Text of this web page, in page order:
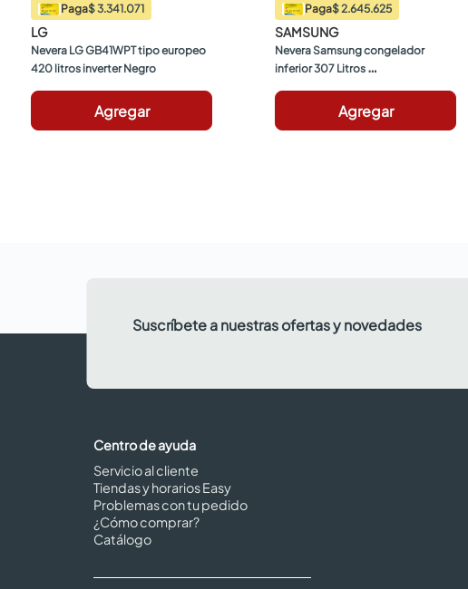
Paga$ 3.341.071
LG
Nevera LG GB41WPT tipo europeo
420 litros inverter Negro
Agregar
Paga$ 2.645.625
SAMSUNG
Nevera Samsung congelador
inferior 307 Litros
Agregar
Suscríbete a nuestras ofertas y novedades
Centro de ayuda
Servicio al cliente
Tiendas y horarios Easy
Problemas con tu pedido
¿Cómo comprar?
Catálogo